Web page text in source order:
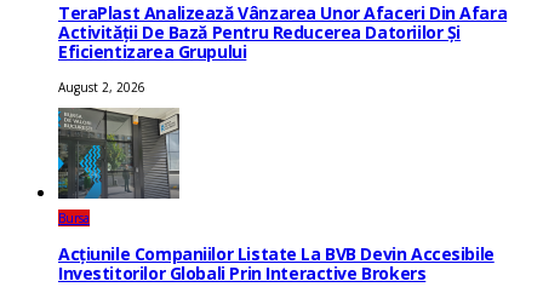
TeraPlast Analizează Vânzarea Unor Afaceri Din Afara
Activității De Bază Pentru Reducerea Datoriilor Și
Eficientizarea Grupului
August 2, 2026
Bursa
Acțiunile Companiilor Listate La BVB Devin Accesibile
Investitorilor Globali Prin Interactive Brokers